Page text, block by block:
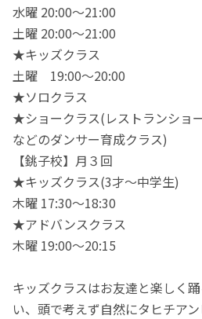
水曜 20:00～21:00
土曜 20:00～21:00
★キッズクラス
土曜 19:00～20:00
★ソロクラス
★ショークラス(レストランショ
などのダンサー育成クラス)
【銚子校】月３回
★キッズクラス(3才〜中学生)
木曜 17:30〜18:30
★アドバンスクラス
木曜 19:00〜20:15
キッズクラスはお友達と楽しく
い、頭で考えず自然にタヒチア